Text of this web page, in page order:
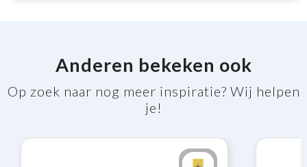
Anderen bekeken ook
Op zoek naar nog meer inspiratie? Wij helpen
je!